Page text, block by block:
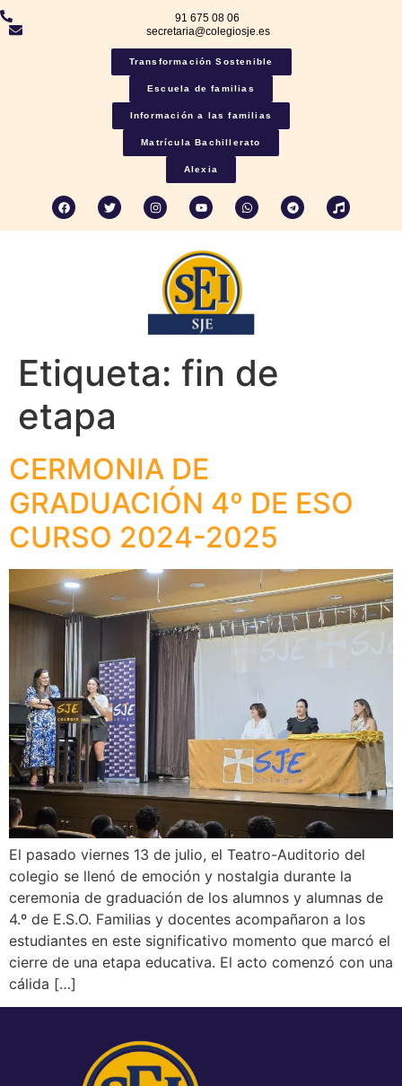
91 675 08 06
secretaria@colegiosje.es
Transformación Sostenible
Escuela de familias
Información a las familias
Matrícula Bachillerato
Alexia
Etiqueta: fin de
etapa
CERMONIA DE
GRADUACIÓN 4º DE ESO
CURSO 2024-2025
El pasado viernes 13 de julio, el Teatro-Auditorio del
colegio se llenó de emoción y nostalgia durante la
ceremonia de graduación de los alumnos y alumnas de
4.º de E.S.O. Familias y docentes acompañaron a los
estudiantes en este significativo momento que marcó el
cierre de una etapa educativa. El acto comenzó con una
cálida […]